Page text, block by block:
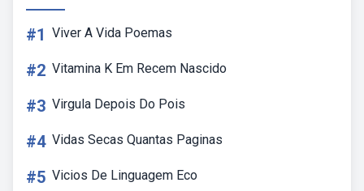
#1 Viver A Vida Poemas
#2 Vitamina K Em Recem Nascido
#3 Virgula Depois Do Pois
#4 Vidas Secas Quantas Paginas
#5 Vicios De Linguagem Eco